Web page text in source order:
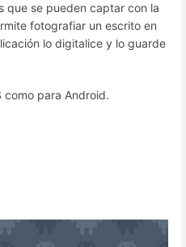
que se pueden captar con la
fotografiar un escrito en
lo digitalice y lo guarde
como para Android.